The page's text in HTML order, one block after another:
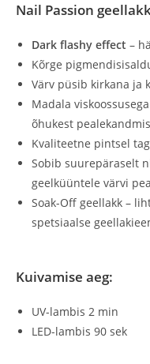
Nail Passion
Dark flashy effect –
Kõrge
Värv püsib kirkana ja
Madala
õhukest
Kvaliteetne pintsel
Sobib suurepäraselt
geelküüntele värvi
Soak-Off geellakk –
spetsiaalse
Kuivamise aeg:
UV-lambis 2 min
LED-lambis 90 sek